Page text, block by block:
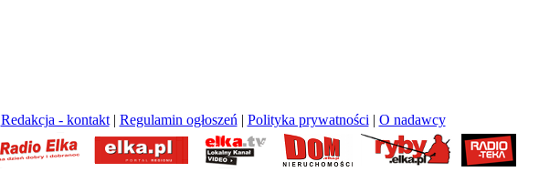
Redakcja - kontakt| Regulamin ogłoszeń | Polityka prywatności | O nadawcy